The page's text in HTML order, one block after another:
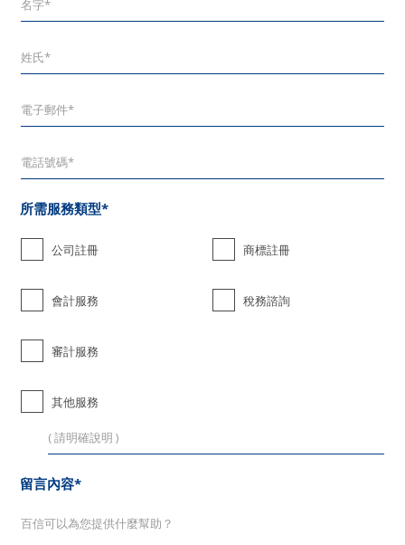
所需服務類型*
公司註冊 商標註冊
會計服務 稅務諮詢
審計服務
其他服務
留言內容*